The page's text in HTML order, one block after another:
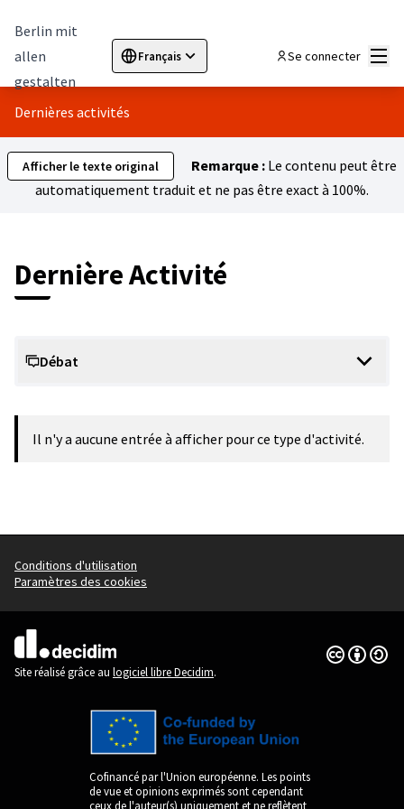
Berlin mit
allen
gestalten
Français
Sprache wählen Choose languageElegir el idioma
Se connecter
Dernières activités
Afficher le texte original Remarque : Le contenu peut être
automatiquement traduit et ne pas être exact à 100%.
Dernière Activité
Débat
Il n'y a aucune entrée à afficher pour ce type d'activité.
Conditions d'utilisation
Paramètres des cookies
(Lien externe)
Site réalisé grâce au logiciel libre Decidim.
Licence
(Lien
Cofinancé par l'Union européenne. Les points
de vue et opinions exprimés sont cependant